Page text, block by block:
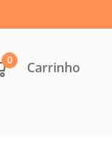
0 Carrinho